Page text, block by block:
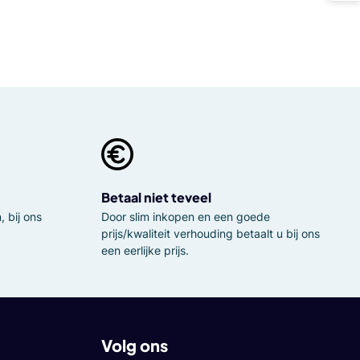
bij ons
Betaal niet teveel
Door slim inkopen en een goede
prijs/kwaliteit verhouding betaalt u bij ons
een eerlijke prijs.
Volg ons